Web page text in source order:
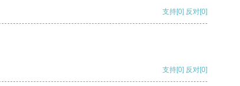
支持[0] 反对[0]
支持[0] 反对[0]